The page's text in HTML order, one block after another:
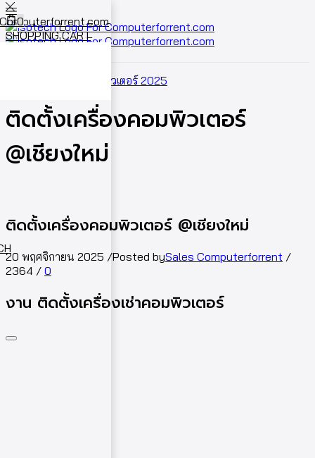
0
SHOPPING CART
ผลงานเช่าคอมพิวเตอร์ 2025
ติดตั้งเครื่องคอมพิวเตอร์
@เชียงใหม่
ติดตั้งเครื่องคอมพิวเตอร์ @เชียงใหม่
20 พฤศจิกายน 2025 /Posted bySales Computerforrent /
2364 / 0
งาน ติดตั้งเครื่องเช่าคอมพิวเตอร์